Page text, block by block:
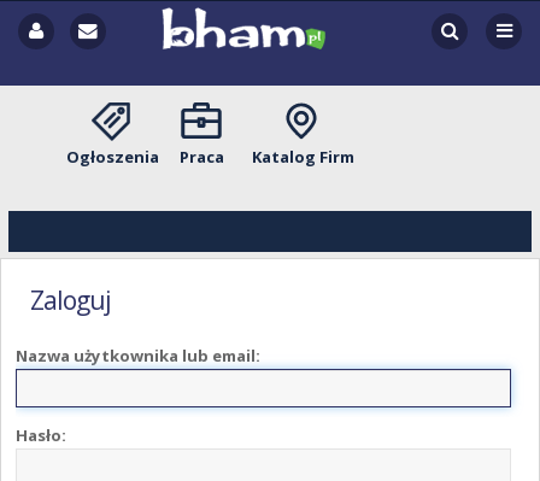
Ogłoszenia Praca Katalog Firm
Zaloguj
Nazwa użytkownika lub email:
Hasło: